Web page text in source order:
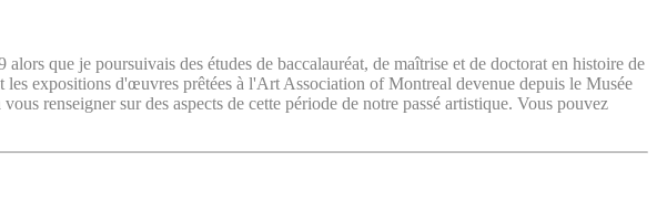
que je poursuivais des études de baccalauréat, de maîtrise et de doctorat en histoire de
expositions d'œuvres prêtées à l'Art Association of Montreal devenue depuis le Musée
renseigner sur des aspects de cette période de notre passé artistique. Vous pouvez